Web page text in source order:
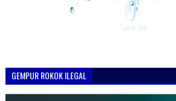
GEMPUR ROKOK ILEGAL